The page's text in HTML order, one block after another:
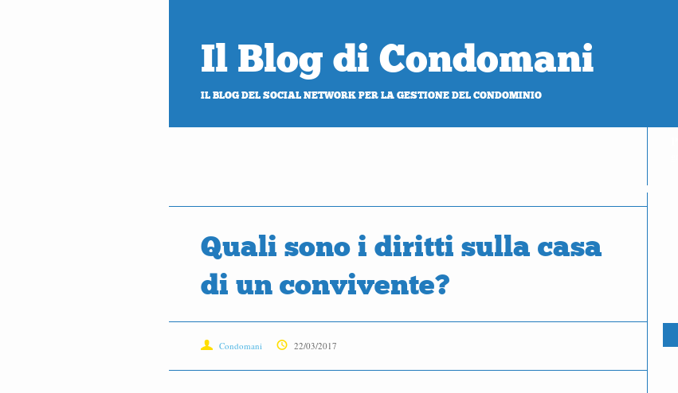
Il Blog di Condomani
IL BLOG DEL SOCIAL NETWORK PER LA GESTIONE DEL CONDOMINIO
Quali sono i diritti sulla casa
di un convivente?
Condomani 22/03/2017